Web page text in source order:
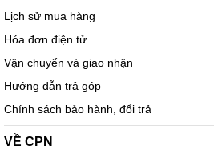
Lịch sử mua hàng
Hóa đơn điện tử
Vận chuyển và giao nhận
Hướng dẫn trả góp
Chính sách bảo hành, đổi trả
VỀ CPN